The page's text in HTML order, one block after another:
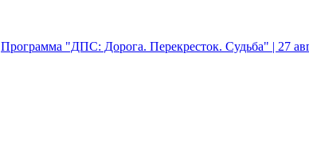
Программа "ДПС: Дорога. Перекресток. Судьба" | 27